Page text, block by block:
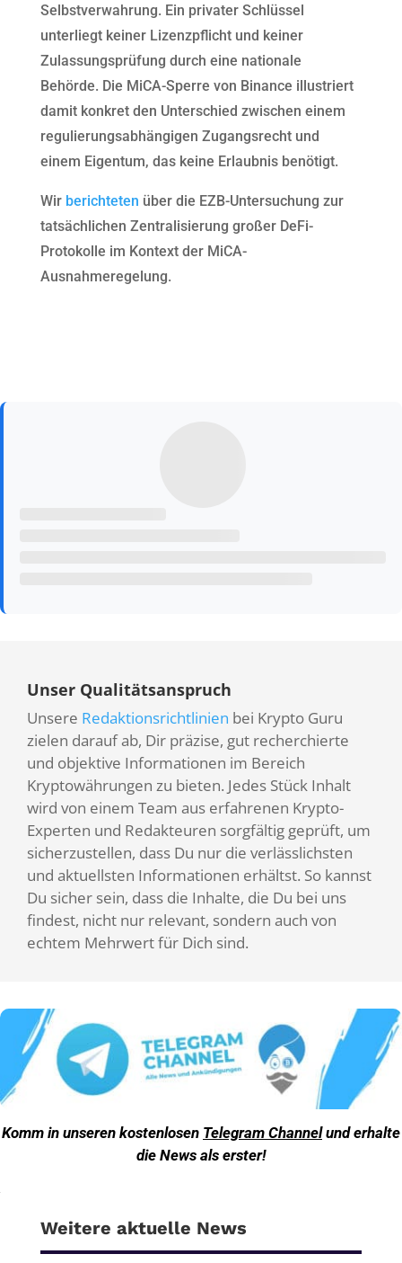
Selbstverwahrung. Ein privater Schlüssel
unterliegt keiner Lizenzpflicht und keiner
Zulassungsprüfung durch eine nationale
Behörde. Die MiCA-Sperre von Binance illustriert
damit konkret den Unterschied zwischen einem
regulierungsabhängigen Zugangsrecht und
einem Eigentum, das keine Erlaubnis benötigt.
Wir berichteten über die EZB-Untersuchung zur
tatsächlichen Zentralisierung großer DeFi-
Protokolle im Kontext der MiCA-
Ausnahmeregelung.
Unser Qualitätsanspruch
Unsere Redaktionsrichtlinien bei Krypto Guru
zielen darauf ab, Dir präzise, gut recherchierte
und objektive Informationen im Bereich
Kryptowährungen zu bieten. Jedes Stück Inhalt
wird von einem Team aus erfahrenen Krypto-
Experten und Redakteuren sorgfältig geprüft, um
sicherzustellen, dass Du nur die verlässlichsten
und aktuellsten Informationen erhältst. So kannst
Du sicher sein, dass die Inhalte, die Du bei uns
findest, nicht nur relevant, sondern auch von
echtem Mehrwert für Dich sind.
Komm in unseren kostenlosen Telegram Channelund erhalte
die News als erster!
Weitere aktuelle News